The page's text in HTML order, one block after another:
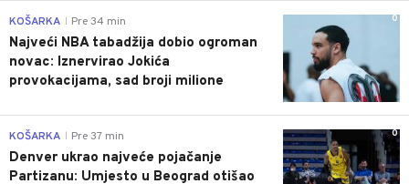
0
KOŠARKA Pre 34 min
Najveći NBA tabadžija dobio ogroman
novac: Iznervirao Jokića
provokacijama, sad broji milione
0
KOŠARKA Pre 37 min
Denver ukrao najveće pojačanje
Partizanu: Umjesto u Beograd otišao